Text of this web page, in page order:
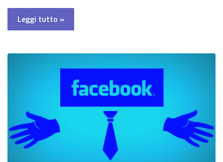
Leggi tutto »